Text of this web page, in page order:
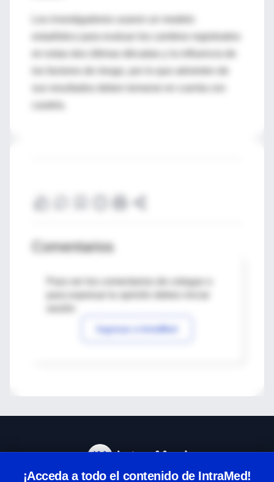
Los investigadores usaron un modelo
estadístico para evaluar los cambios registrados
los factores de riesgo, por lo que advierten de
Comentarios
Para ver los comentarios de colegas o
Ingresar a IntraMed
¡Acceda a todo el contenido de IntraMed!